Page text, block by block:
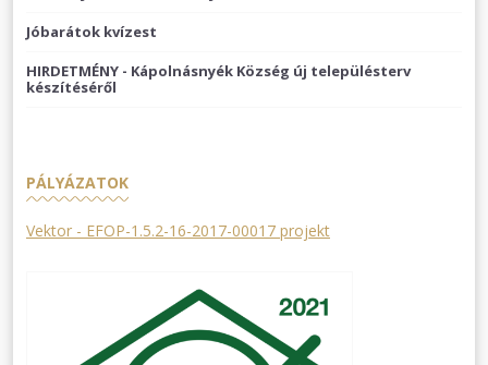
Jóbarátok kvízest
HIRDETMÉNY - Kápolnásnyék Község új településterv
készítéséről
PÁLYÁZATOK
Vektor - EFOP-1.5.2-16-2017-00017 projekt